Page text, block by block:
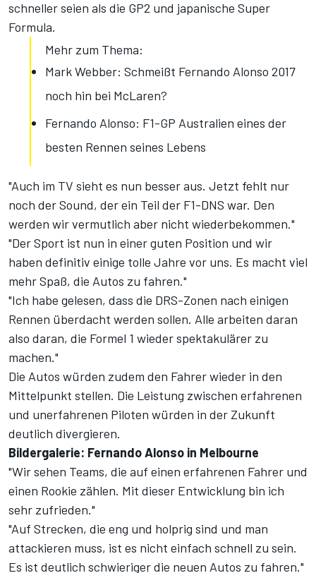
schneller seien als die GP2 und japanische Super
Formula.
Mehr zum Thema:
Mark Webber: Schmeißt Fernando Alonso 2017
noch hin bei McLaren?
Fernando Alonso: F1-GP Australien eines der
besten Rennen seines Lebens
"Auch im TV sieht es nun besser aus. Jetzt fehlt nur
noch der Sound, der ein Teil der F1-DNS war. Den
werden wir vermutlich aber nicht wiederbekommen."
"Der Sport ist nun in einer guten Position und wir
haben definitiv einige tolle Jahre vor uns. Es macht viel
mehr Spaß, die Autos zu fahren."
"Ich habe gelesen, dass die DRS-Zonen nach einigen
Rennen überdacht werden sollen. Alle arbeiten daran
also daran, die Formel 1 wieder spektakulärer zu
machen."
Die Autos würden zudem den Fahrer wieder in den
Mittelpunkt stellen. Die Leistung zwischen erfahrenen
und unerfahrenen Piloten würden in der Zukunft
deutlich divergieren.
Bildergalerie: Fernando Alonso in Melbourne
"Wir sehen Teams, die auf einen erfahrenen Fahrer und
einen Rookie zählen. Mit dieser Entwicklung bin ich
sehr zufrieden."
"Auf Strecken, die eng und holprig sind und man
attackieren muss, ist es nicht einfach schnell zu sein.
Es ist deutlich schwieriger die neuen Autos zu fahren."